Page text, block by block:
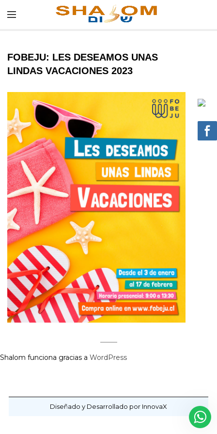
FOBEJU: LES DESEAMOS UNAS
LINDAS VACACIONES 2023
Shalom funciona gracias a WordPress
Diseñado y Desarrollado por InnovaX
Regístrate aquí para recibir la
revista mensualmente.